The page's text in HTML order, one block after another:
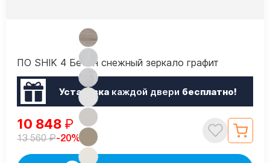
ПО SHIK 4 Бетон снежный зеркало графит
Установкакаждой двери бесплатно!
10 848 ₽
13 560₽-20%